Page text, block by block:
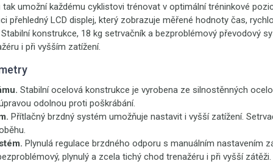
tak umožní každému cyklistovi trénovat v optimální tréninkové
přehledný LCD displej, který zobrazuje měřené hodnoty čas,
konstrukce, 18 kg setrvačník a bezproblémový převodový
i při vyšším zatížení.
Stabilní ocelová konstrukce je vyrobena ze silnostěnných
odolnou proti poškrábání.
Přítlačný brzdný systém umožňuje nastavit i vyšší zatížení.
Plynulá regulace brzdného odporu s manuálním nastavením
plynulý a zcela tichý chod trenažéru i při vyšší zátěži.